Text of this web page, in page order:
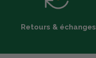
Retours & échanges